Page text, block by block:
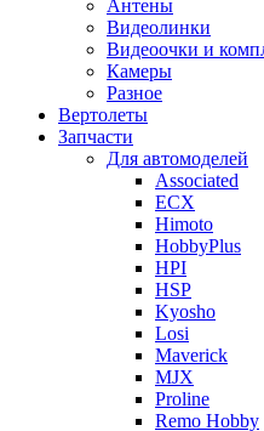
Антены
Видеолинки
Видеоочки и
Камеры
Разное
Вертолеты
Запчасти
Для автомоделей
Associated
ECX
Himoto
HobbyPlus
HPI
HSP
Kyosho
Losi
Maverick
MJX
Proline
Remo Hobby